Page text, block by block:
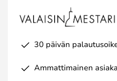
30 päivän
Ammattimainen